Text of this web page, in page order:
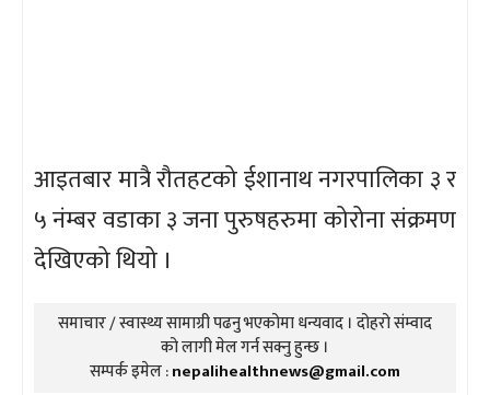
आइतबार मात्रै रौतहटको ईशानाथ नगरपालिका ३ र
५ नंम्बर वडाका ३ जना पुरुषहरुमा कोरोना संक्रमण
देखिएको थियो ।
समाचार / स्वास्थ्य सामाग्री पढनु भएकोमा धन्यवाद । दोहरो संम्वाद
को लागी मेल गर्न सक्नु हुन्छ ।
सम्पर्क इमेल :nepalihealthnews@gmail.com